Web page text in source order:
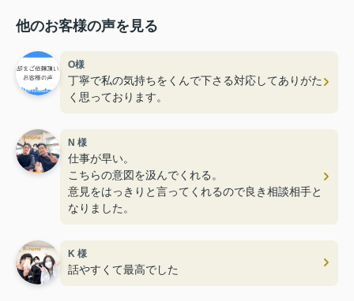
他のお客様の声を見る
O様
丁寧で私の気持ちをくんで下さる対応してありがた
く思っております。
N 様
仕事が早い。
こちらの意図を汲んでくれる。
意見をはっきりと言ってくれるので良き相談相手と
なりました。
K 様
話やすくて最高でした